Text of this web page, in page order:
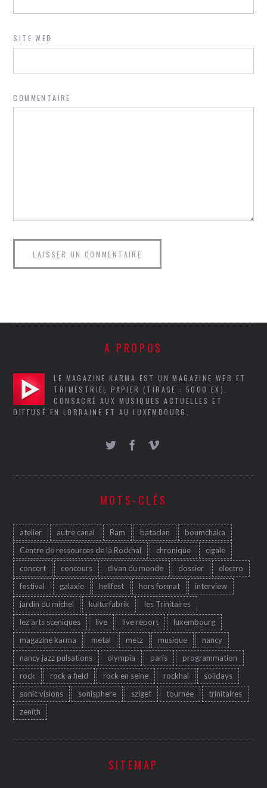
SITE WEB
COMMENTAIRE
A PROPOS
LE MAGAZINE KARMA EST UN MAGAZINE WEB ET
TRIMESTRIEL PAPIER (TIRAGE : 5000 EX),
CONSACRÉ AUX MUSIQUES ACTUELLES ET
DIFFUSÉ EN LORRAINE ET AU LUXEMBOURG.
MOTS-CLÉS
atelier autre canal Bam bataclan
boumchaka
Centre de ressources de la Rockhal
chronique
cigale
concert
concours divan du monde dossier
electro
festival
galaxie hellfest hors format
interview
jardin du michel
kulturfabrik
les Trinitaires
lez'arts sceniques
live live report
luxembourg
magazine karma
metal metz musique
nancy
nancy jazz pulsations
olympia paris
programmation
rock
rock a field rock en seine rockhal
solidays
sonic visions
sonisphere sziget tournée
trinitaires
zenith
SITEMAP